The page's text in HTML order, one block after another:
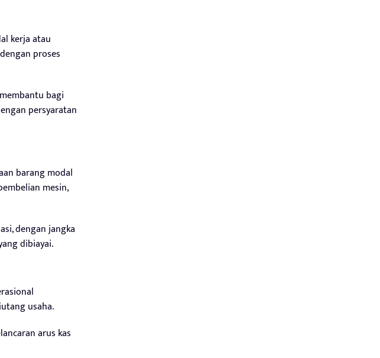
kerja atau
proses
bagi
persyaratan
barang modal
mesin,
dengan jangka
dibiayai.
usaha.
arus kas